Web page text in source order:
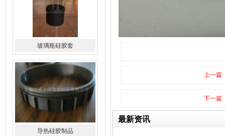
导热硅胶制品
上一篇
下一篇
最新资讯